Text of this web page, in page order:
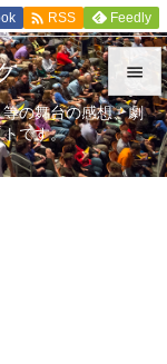


メニュ

 RSS Feedly
の舞台の感想、劇
です。